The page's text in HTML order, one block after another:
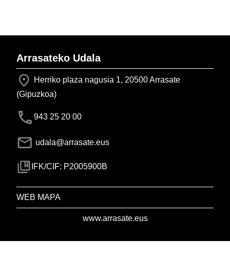
Arrasateko Udala
Herriko plaza nagusia 1, 20500 Arrasate
(Gipuzkoa)
943 25 20 00
udala@arrasate.eus
IFK/CIF: P2005900B
WEB MAPA
www.arrasate.eus